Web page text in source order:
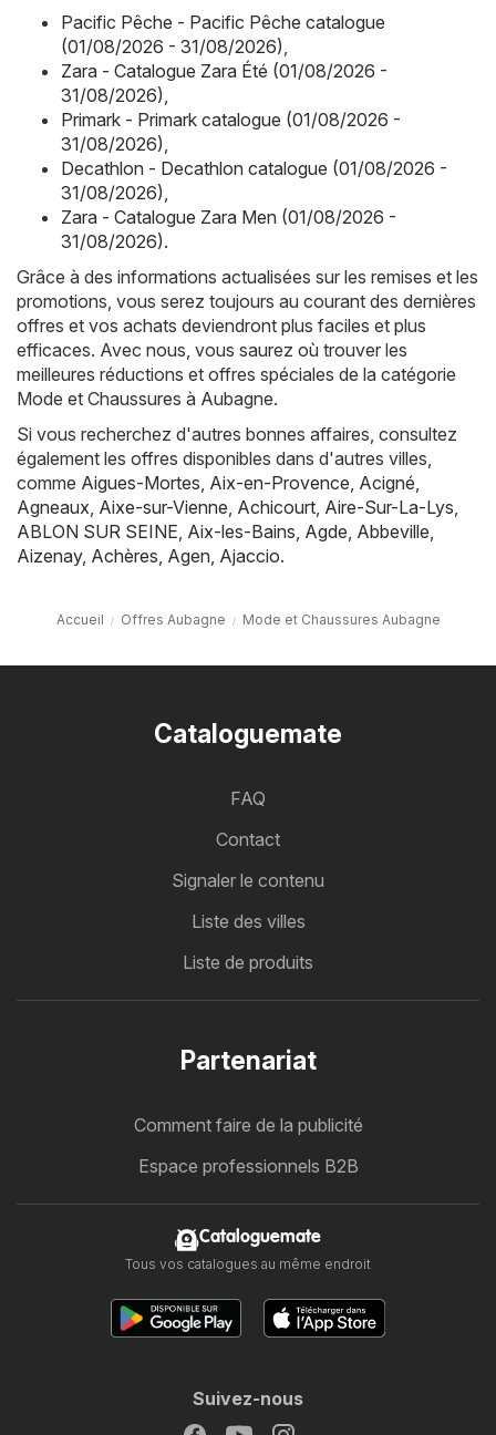
Pacific Pêche - Pacific Pêche catalogue
(01/08/2026 - 31/08/2026),
Zara - Catalogue Zara Été (01/08/2026 -
31/08/2026),
Primark - Primark catalogue (01/08/2026 -
31/08/2026),
Decathlon - Decathlon catalogue (01/08/2026 -
31/08/2026),
Zara - Catalogue Zara Men (01/08/2026 -
31/08/2026).
Grâce à des informations actualisées sur les remises et les
promotions, vous serez toujours au courant des dernières
offres et vos achats deviendront plus faciles et plus
efficaces. Avec nous, vous saurez où trouver les
meilleures réductions et offres spéciales de la catégorie
Mode et Chaussures à Aubagne.
Si vous recherchez d'autres bonnes affaires, consultez
également les offres disponibles dans d'autres villes,
comme Aigues-Mortes, Aix-en-Provence, Acigné,
Agneaux, Aixe-sur-Vienne, Achicourt, Aire-Sur-La-Lys,
ABLON SUR SEINE, Aix-les-Bains, Agde, Abbeville,
Aizenay, Achères, Agen, Ajaccio.
Accueil Offres Aubagne Mode et Chaussures Aubagne
Cataloguemate
FAQ
Contact
Signaler le contenu
Liste des villes
Liste de produits
Partenariat
Comment faire de la publicité
Espace professionnels B2B
Cataloguemate
Tous vos catalogues au même endroit
Suivez-nous